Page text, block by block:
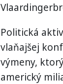
Politická
vlaňajšej
výmeny,
americký